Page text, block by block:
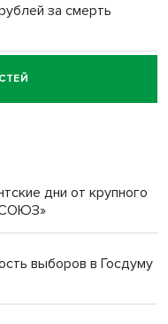
за смерть
за смерть
дни от крупного
выборов в Госдуму